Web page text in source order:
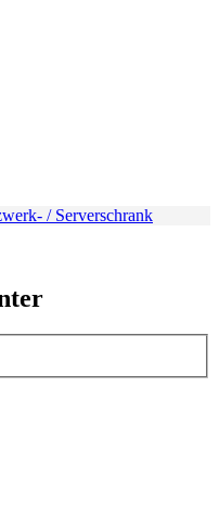
/ Serverschrank